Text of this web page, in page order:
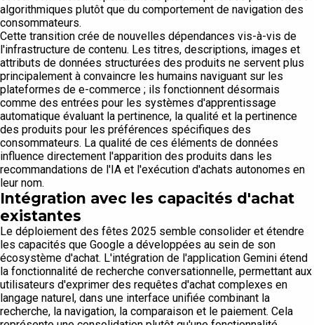
algorithmiques plutôt que du comportement de navigation des
consommateurs.
Cette transition crée de nouvelles dépendances vis-à-vis de
l'infrastructure de contenu. Les titres, descriptions, images et
attributs de données structurées des produits ne servent plus
principalement à convaincre les humains naviguant sur les
plateformes de e-commerce ; ils fonctionnent désormais
comme des entrées pour les systèmes d'apprentissage
automatique évaluant la pertinence, la qualité et la pertinence
des produits pour les préférences spécifiques des
consommateurs. La qualité de ces éléments de données
influence directement l'apparition des produits dans les
recommandations de l'IA et l'exécution d'achats autonomes en
leur nom.
Intégration avec les capacités d'achat
existantes
Le déploiement des fêtes 2025 semble consolider et étendre
les capacités que Google a développées au sein de son
écosystème d'achat. L'intégration de l'application Gemini étend
la fonctionnalité de recherche conversationnelle, permettant aux
utilisateurs d'exprimer des requêtes d'achat complexes en
langage naturel, dans une interface unifiée combinant la
recherche, la navigation, la comparaison et le paiement. Cela